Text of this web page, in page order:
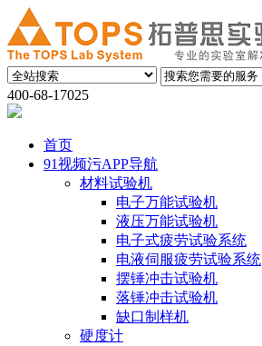
400-68-17025
首页
91视频污APP导航
材料试验机
电子万能试验机
液压万能试验机
电子式疲劳试验系统
电液伺服疲劳试验系统
摆锤冲击试验机
落锤冲击试验机
缺口制样机
硬度计